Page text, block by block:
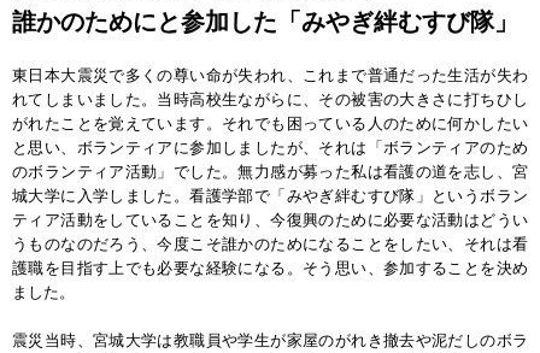
誰かのためにと参加した「みやぎ絆むすび隊」
東日本大震災で多くの尊い命が失われ、これまで普通だった生活が失わ
れてしまいました。当時高校生ながらに、その被害の大きさに打ちひし
がれたことを覚えています。それでも困っている人のために何かしたい
と思い、ボランティアに参加しましたが、それは「ボランティアのため
のボランティア活動」でした。無力感が募った私は看護の道を志し、宮
城大学に入学しました。看護学部で「みやぎ絆むすび隊」というボラン
ティア活動をしていることを知り、今復興のために必要な活動はどうい
うものなのだろう、今度こそ誰かのためになることをしたい、それは看
護職を目指す上でも必要な経験になる。そう思い、参加することを決め
ました。
震災当時、宮城大学は教職員や学生が家屋のがれき撤去や泥だしのボラ